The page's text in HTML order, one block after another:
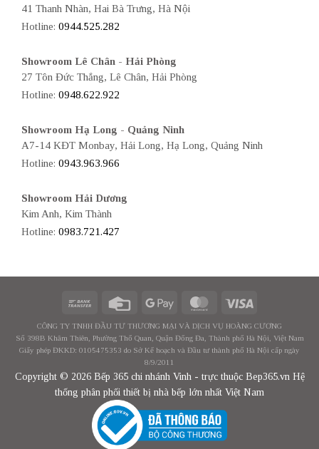
41 Thanh Nhàn, Hai Bà Trưng, Hà Nội
Hotline: 0944.525.282
Showroom Lê Chân - Hải Phòng
27 Tôn Đức Thắng, Lê Chân, Hải Phòng
Hotline: 0948.622.922
Showroom Hạ Long - Quảng Ninh
A7-14 KĐT Monbay, Hải Long, Hạ Long, Quảng Ninh
Hotline: 0943.963.966
Showroom Hải Dương
Kim Anh, Kim Thành
Hotline: 0983.721.427
CÔNG TY TNHH ĐẦU TƯ THƯƠNG MẠI VÀ DỊCH VỤ HOÀNG CƯƠNG
Số 398B Khâm Thiên, Phường Thổ Quan, Quận Đống Đa, Thành phố Hà Nội, Việt Nam
Giấy phép ĐKKD: 0105475353 do Sở Kế hoạch và Đầu tư thành phố Hà Nội cấp ngày
8/9/2011
Copyright © 2026 Bếp 365 chi nhánh Vinh - trực thuộc Bep365.vn Hệ
thống phân phối thiết bị nhà bếp lớn nhất Việt Nam